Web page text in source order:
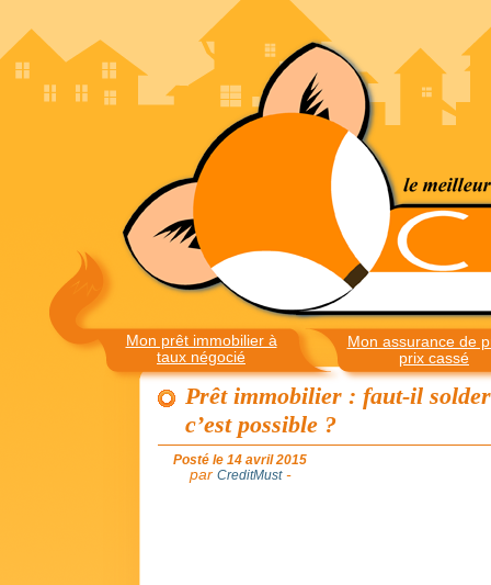
Mon prêt immobilier à
taux négocié
Mon assurance de
prix cassé
Prêt immobilier : faut-il
c’est possible ?
Posté le 14 avril 2015
par CreditMust-